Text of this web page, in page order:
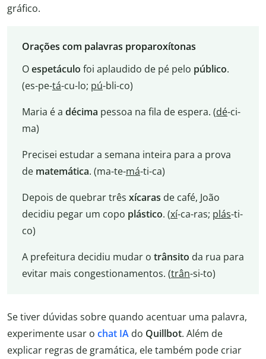
gráfico.
Orações com palavras proparoxítonas
Oespetáculo foi aplaudido de pé pelo público.
(es-pe-tá-cu-lo; pú-bli-co)
Maria é a décima pessoa na fila de espera. (dé-ci-
ma)
Precisei estudar a semana inteira para a prova
de matemática. (ma-te-má-ti-ca)
Depois de quebrar três xícaras de café, João
decidiu pegar um copo plástico. (xí-ca-ras; plás-ti-
co)
A prefeitura decidiu mudar o trânsito da rua para
evitar mais congestionamentos. (trân-si-to)
Se tiver dúvidas sobre quando acentuar uma palavra,
experimente usar o chat IA do Quillbot. Além de
explicar regras de gramática, ele também pode criar